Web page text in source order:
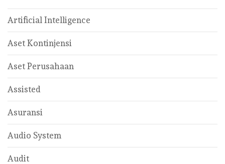
Artificial Intelligence
Aset Kontinjensi
Aset Perusahaan
Assisted
Asuransi
Audio System
Audit